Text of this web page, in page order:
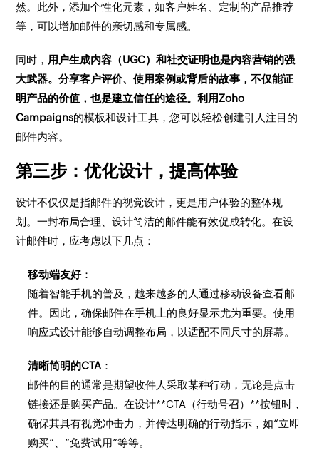
然。此外，添加个性化元素，如客户姓名、定制的产品推荐
等，可以增加邮件的亲切感和专属感。
同时， 用户生成内容（UGC）和社交证明也是内容营销的强
大武器。分享客户评价、使用案例或背后的故事，不仅能证
明产品的价值，也是建立信任的途径。利用Zoho
Campaigns的模板和设计工具，您可以轻松创建引人注目的
邮件内容。
第三步：优化设计，提高体验
设计不仅仅是指邮件的视觉设计，更是用户体验的整体规
划。一封布局合理、设计简洁的邮件能有效促成转化。在设
计邮件时，应考虑以下几点：
移动端友好：
随着智能手机的普及，越来越多的人通过移动设备查看邮
件。因此，确保邮件在手机上的良好显示尤为重要。使用
响应式设计能够自动调整布局，以适配不同尺寸的屏幕。
清晰简明的CTA ：
邮件的目的通常是期望收件人采取某种行动，无论是点击
链接还是购买产品。在设计**CTA（行动号召）**按钮时，
确保其具有视觉冲击力，并传达明确的行动指示，如“立即
购买”、“免费试用”等等。